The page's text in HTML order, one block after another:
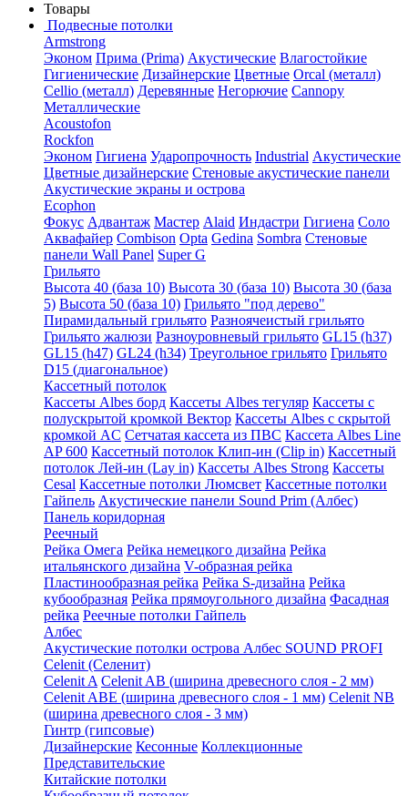
Товары
Подвесные потолки
Armstrong
Эконом Прима (Prima) Акустические Влагостойкие
Гигиенические Дизайнерские Цветные Orcal (металл)
Cellio (металл) Деревянные Негорючие Cannopy
Металлические
Acoustofon
Rockfon
Эконом Гигиена Ударопрочность Industrial Акустические
Цветные дизайнерские Стеновые акустические панели
Акустические экраны и острова
Ecophon
Фокус Адвантаж Мастер Alaid Индастри Гигиена Соло
Аквафайер Combison Opta Gedina Sombra Стеновые
панели Wall Panel Super G
Грильято
Высота 40 (база 10) Высота 30 (база 10) Высота 30 (база
5) Высота 50 (база 10) Грильято "под дерево"
Пирамидальный грильято Разноячеистый грильято
Грильято жалюзи Разноуровневый грильято GL15 (h37)
GL15 (h47) GL24 (h34) Треугольное грильято Грильято
D15 (диагональное)
Кассетный потолок
Кассеты Albes борд Кассеты Albes тегуляр Кассеты с
полускрытой кромкой Вектор Кассеты Albes с скрытой
кромкой AC Сетчатая кассета из ПВС Кассета Albes Line
AP 600 Кассетный потолок Клип-ин (Clip in) Кассетный
потолок Лей-ин (Lay in) Кассеты Albes Strong Кассеты
Cesal Кассетные потолки Люмсвет Кассетные потолки
Гайпель Акустические панели Sound Prim (Албес)
Панель коридорная
Реечный
Рейка Омега Рейка немецкого дизайна Рейка
итальянского дизайна V-образная рейка
Пластинообразная рейка Рейка S-дизайна Рейка
кубообразная Рейка прямоугольного дизайна Фасадная
рейка Реечные потолки Гайпель
Албес
Акустические потолки острова Албес SOUND PROFI
Celenit (Селенит)
Celenit A Celenit AB (ширина древесного слоя - 2 мм)
Celenit ABE (ширина древесного слоя - 1 мм) Celenit NB
(ширина древесного слоя - 3 мм)
Гинтр (гипсовые)
Дизайнерские Кесонные Коллекционные
Представительские
Китайские потолки